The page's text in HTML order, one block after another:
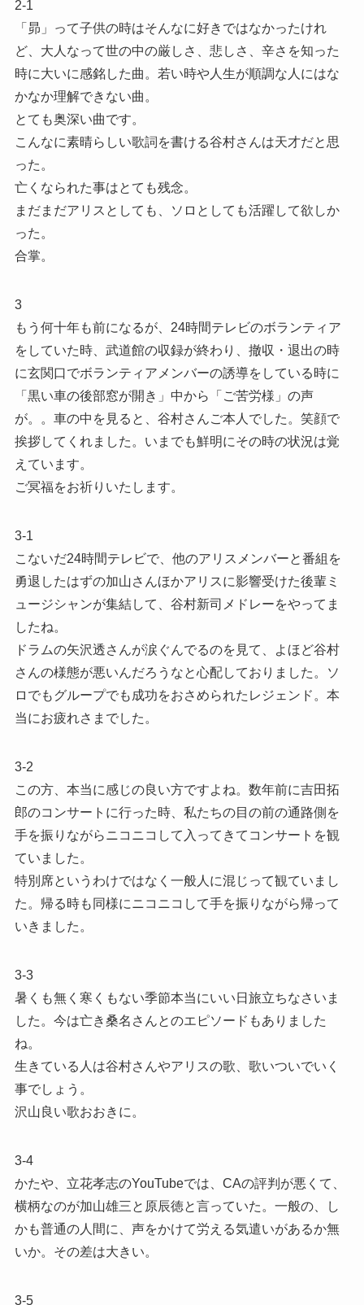
2-1
「昴」って子供の時はそんなに好きではなかったけれ
ど、大人なって世の中の厳しさ、悲しさ、辛さを知った
時に大いに感銘した曲。若い時や人生が順調な人にはな
かなか理解できない曲。
とても奥深い曲です。
こんなに素晴らしい歌詞を書ける谷村さんは天才だと思
った。
亡くなられた事はとても残念。
まだまだアリスとしても、ソロとしても活躍して欲しか
った。
合掌。
3
もう何十年も前になるが、24時間テレビのボランティア
をしていた時、武道館の収録が終わり、撤収・退出の時
に玄関口でボランティアメンバーの誘導をしている時に
「黒い車の後部窓が開き」中から「ご苦労様」の声
が。。車の中を見ると、谷村さんご本人でした。笑顔で
挨拶してくれました。いまでも鮮明にその時の状況は覚
えています。
ご冥福をお祈りいたします。
3-1
こないだ24時間テレビで、他のアリスメンバーと番組を
勇退したはずの加山さんほかアリスに影響受けた後輩ミ
ュージシャンが集結して、谷村新司メドレーをやってま
したね。
ドラムの矢沢透さんが涙ぐんでるのを見て、よほど谷村
さんの様態が悪いんだろうなと心配しておりました。ソ
ロでもグループでも成功をおさめられたレジェンド。本
当にお疲れさまでした。
3-2
この方、本当に感じの良い方ですよね。数年前に吉田拓
郎のコンサートに行った時、私たちの目の前の通路側を
手を振りながらニコニコして入ってきてコンサートを観
ていました。
特別席というわけではなく一般人に混じって観ていまし
た。帰る時も同様にニコニコして手を振りながら帰って
いきました。
3-3
暑くも無く寒くもない季節本当にいい日旅立ちなさいま
した。今は亡き桑名さんとのエピソードもありました
ね。
生きている人は谷村さんやアリスの歌、歌いついでいく
事でしょう。
沢山良い歌おおきに。
3-4
かたや、立花孝志のYouTubeでは、CAの評判が悪くて、
横柄なのが加山雄三と原辰徳と言っていた。一般の、し
かも普通の人間に、声をかけて労える気遣いがあるか無
いか。その差は大きい。
3-5